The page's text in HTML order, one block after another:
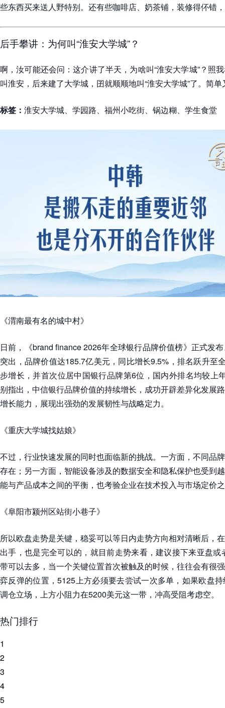
些东西买来送人野特别。还有些咖啡店、奶茶铺，装修得伓错
后手攀讲：为何叫“淮安大学城”？
啊，汝可能还会问：这介讲了半天，为啥叫“淮安大学城”？照
叫淮安，后来建了大学城，囝就顺顺地叫“淮安大学城”了。简
标签： 淮安大学城、学园路、福州小吃街、锅边糊、学生食堂
《渭南最有名的城中村》
日前，《brand finance 2026年全球银行品牌价值榜》正式发
突出，品牌价值达185.7亿美元，同比增长9.5%，排名跃升至
步增长，并首次位居中国银行品牌第6位，国内外排名均较上
别指出，中信银行品牌价值的持续增长，成功开辟差异化发展
增长能力，展现出强劲的发展韧性与战略定力。
《重庆大学城找姑娘》
不过，行业快速发展的同时也面临新的挑战。一方面，不同品
存在；另一方面，智能设备涉及的数据安全和隐私保护也受到
能与产品成本之间的平衡，也考验企业在技术投入与市场定价
《阜阳市颍州区站街小巷子》
所以欧盘走势是关键，稳妥可以等日内走势方向相对清晰后，
出手，也是完全可以的，就目前走势来看，建议接下来亚盘
带可以去多，当一个关键位置首次被触及的时候，往往会有很
弈反弹的位置，5125上方必须要去尝试一次多单，如果欧盘
调仓立场，上方小阻力在5200美元这一带，冲高受阻考虑空。
热门排行
1
2
3
4
5